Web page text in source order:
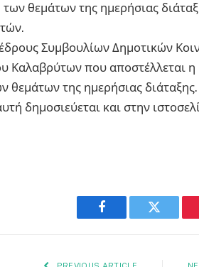
θεμάτων της ημερήσιας
Συμβουλίων Δημοτικών
Καλαβρύτων που αποστέλλεται
θεμάτων της ημερήσιας διάταξης.
δημοσιεύεται και στην
Facebook Twitter